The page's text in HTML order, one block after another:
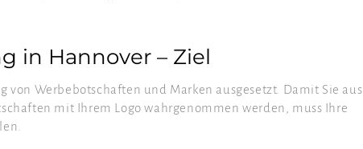
in Hannover – Ziel
von Werbebotschaften und Marken ausgesetzt. Damit Sie aus
mit Ihrem Logo wahrgenommen werden, muss Ihre